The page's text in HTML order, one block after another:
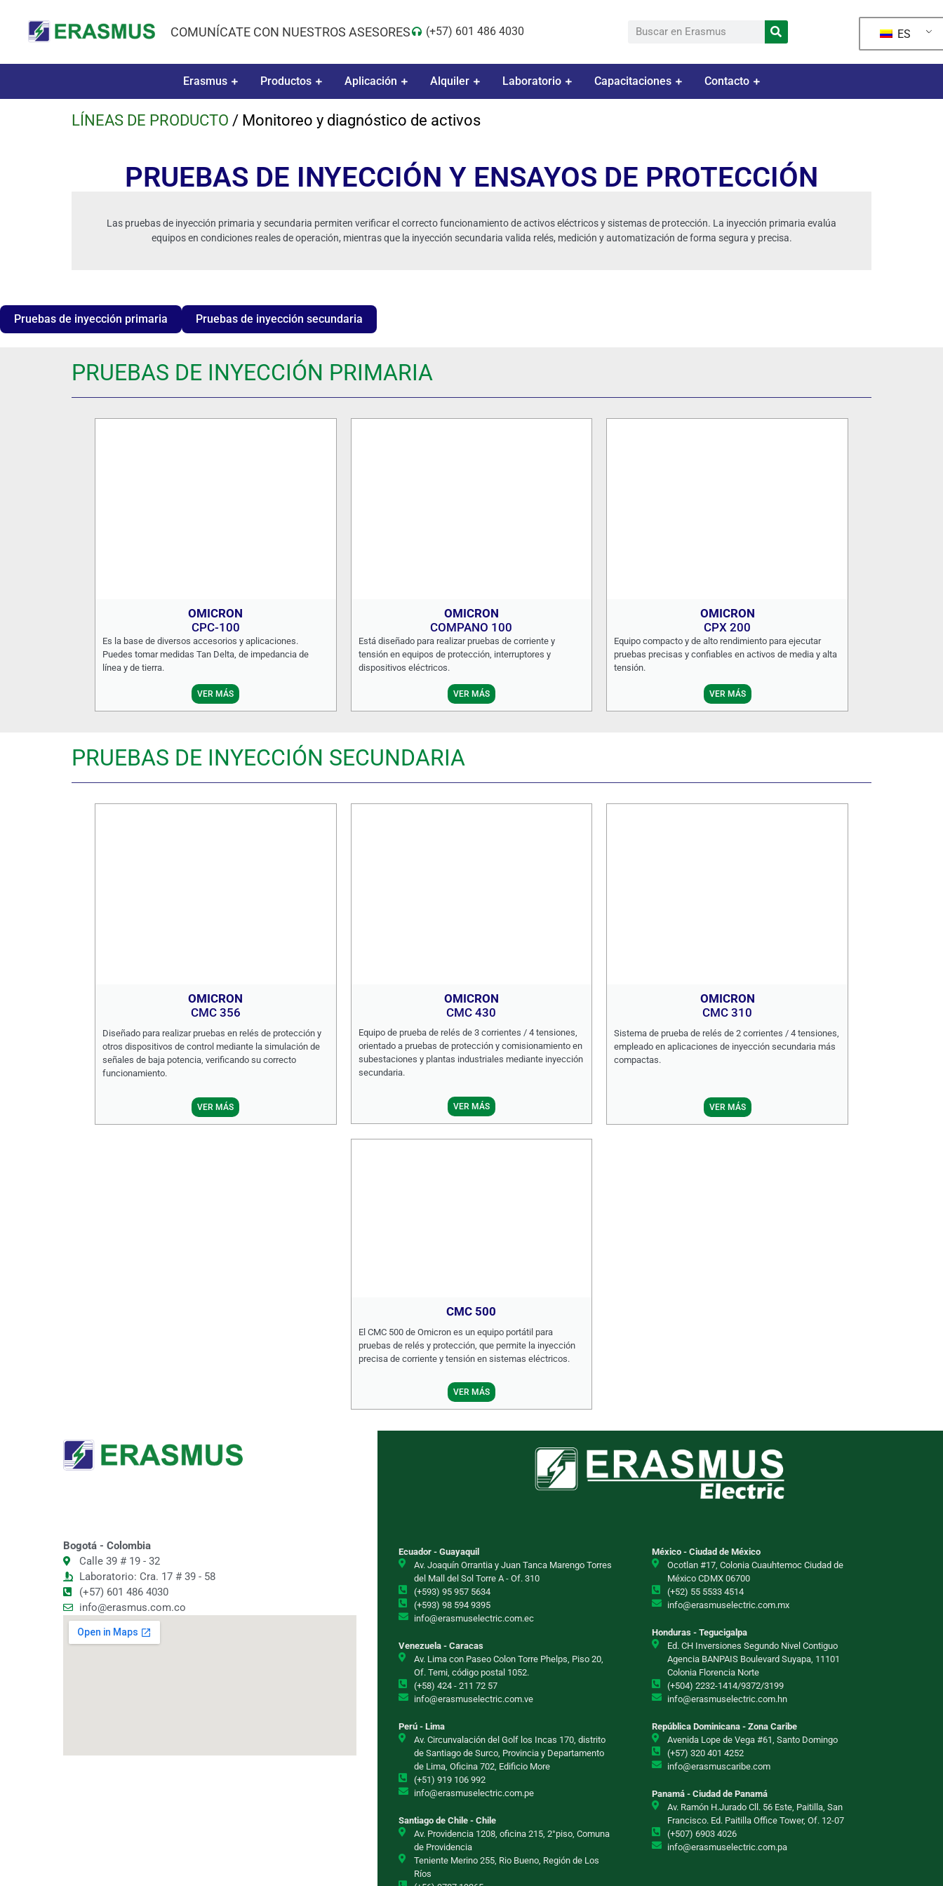
COMUNÍCATE CON NUESTROS ASESORES (+57) 601 486 4030 ES
Erasmus Productos Aplicación Alquiler Laboratorio Capacitaciones Contacto
LÍNEAS DE PRODUCTO / Monitoreo y diagnóstico de activos
PRUEBAS DE INYECCIÓN Y ENSAYOS DE PROTECCIÓN
Las pruebas de inyección primaria y secundaria permiten verificar el correcto funcionamiento de activos eléctricos y sistemas de protección. La inyección primaria evalúa
equipos en condiciones reales de operación, mientras que la inyección secundaria valida relés, medición y automatización de forma segura y precisa.
Pruebas de inyección primaria Pruebas de inyección secundaria
PRUEBAS DE INYECCIÓN PRIMARIA
OMICRON
CPC-100
Es la base de diversos accesorios y aplicaciones.
Puedes tomar medidas Tan Delta, de impedancia de
línea y de tierra.
VER MÁS
OMICRON
COMPANO 100
Está diseñado para realizar pruebas de corriente y
tensión en equipos de protección, interruptores y
dispositivos eléctricos.
VER MÁS
OMICRON
CPX 200
Equipo compacto y de alto rendimiento para ejecutar
pruebas precisas y confiables en activos de media y alta
tensión.
VER MÁS
PRUEBAS DE INYECCIÓN SECUNDARIA
OMICRON
CMC 356
Diseñado para realizar pruebas en relés de protección y
otros dispositivos de control mediante la simulación de
señales de baja potencia, verificando su correcto
funcionamiento.
VER MÁS
OMICRON
CMC 430
Equipo de prueba de relés de 3 corrientes / 4 tensiones,
orientado a pruebas de protección y comisionamiento en
subestaciones y plantas industriales mediante inyección
secundaria.
VER MÁS
OMICRON
CMC 310
Sistema de prueba de relés de 2 corrientes / 4 tensiones,
empleado en aplicaciones de inyección secundaria más
compactas.
VER MÁS
CMC 500
El CMC 500 de Omicron es un equipo portátil para
pruebas de relés y protección, que permite la inyección
precisa de corriente y tensión en sistemas eléctricos.
VER MÁS
Bogotá - Colombia
Calle 39 # 19 - 32
Laboratorio: Cra. 17 # 39 - 58
(+57) 601 486 4030
info@erasmus.com.co
Ecuador - Guayaquil
Av. Joaquín Orrantia y Juan Tanca Marengo Torres
del Mall del Sol Torre A - Of. 310
(+593) 95 957 5634
(+593) 98 594 9395
info@erasmuselectric.com.ec
Venezuela - Caracas
Av. Lima con Paseo Colon Torre Phelps, Piso 20,
Of. Temi, código postal 1052.
(+58) 424 - 211 72 57
info@erasmuselectric.com.ve
Perú - Lima
Av. Circunvalación del Golf los Incas 170, distrito
de Santiago de Surco, Provincia y Departamento
de Lima, Oficina 702, Edificio More
(+51) 919 106 992
info@erasmuselectric.com.pe
Santiago de Chile - Chile
Av. Providencia 1208, oficina 215, 2°piso, Comuna
de Providencia
Teniente Merino 255, Rio Bueno, Región de Los
Ríos
México - Ciudad de México
Ocotlan #17, Colonia Cuauhtemoc Ciudad de
México CDMX 06700
(+52) 55 5533 4514
info@erasmuselectric.com.mx
Honduras - Tegucigalpa
Ed. CH Inversiones Segundo Nivel Contiguo
Agencia BANPAIS Boulevard Suyapa, 11101
Colonia Florencia Norte
(+504) 2232-1414/9372/3199
info@erasmuselectric.com.hn
República Dominicana - Zona Caribe
Avenida Lope de Vega #61, Santo Domingo
(+57) 320 401 4252
info@erasmuscaribe.com
Panamá - Ciudad de Panamá
Av. Ramón H.Jurado Cll. 56 Este, Paitilla, San
Francisco. Ed. Paitilla Office Tower, Of. 12-07
(+507) 6903 4026
info@erasmuselectric.com.pa